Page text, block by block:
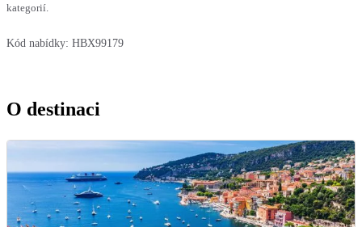
kategorií.
Kód nabídky: HBX99179
O destinaci